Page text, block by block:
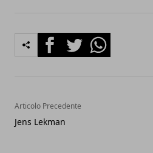
FacebookTwitterWhatsapp
Articolo Precedente
Jens Lekman